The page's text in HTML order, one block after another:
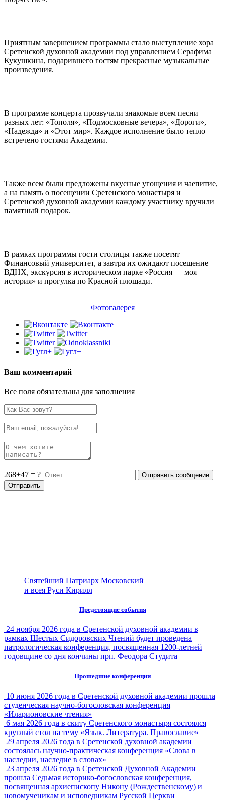
Приятным завершением программы стало выступление хора
Сретенской духовной академии под управлением Серафима
Кукушкина, подарившего гостям прекрасные музыкальные
произведения.
В программе концерта прозвучали знакомые всем песни
разных лет: «Тополя», «Подмосковные вечера», «Дороги»,
«Надежда» и «Этот мир». Каждое исполнение было тепло
встречено гостями Академии.
Также всем были предложены вкусные угощения и чаепитие,
а на память о посещении Сретенского монастыря и
Сретенской духовной академии каждому участнику вручили
памятный подарок.
В рамках программы гости столицы также посетят
Финансовый университет, а завтра их ожидают посещение
ВДНХ, экскурсия в историческом парке «Россия — моя
история» и прогулка по Красной площади.
Фотогалерея
Ваш комментарий
Все поля обязательны для заполнения
268+47 = ?
Святейший Патриарх Московский
и всея Руси Кирилл
Предстоящие события
24 ноября 2026 года в Сретенской духовной академии в
рамках Шестых Сидоровских Чтений будет проведена
патрологическая конференция, посвященная 1200-летней
годовщине со дня кончины прп. Феодора Студита
Прошедшие конференции
10 июня 2026 года в Сретенской духовной академии прошла
студенческая научно-богословская конференция
«Иларионовские чтения»
6 мая 2026 года в скиту Сретенского монастыря состоялся
круглый стол на тему «Язык. Литература. Православие»
29 апреля 2026 года в Сретенской духовной академии
состоялась научно-практическая конференция «Слова в
наследии, наследие в словах»
23 апреля 2026 года в Сретенской Духовной Академии
прошла Седьмая историко-богословская конференция,
посвященная архиепископу Никону (Рождественскому) и
новомученикам и исповедникам Русской Церкви